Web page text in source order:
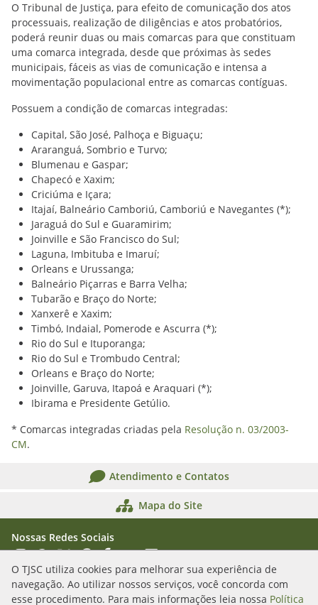
O TJSC utiliza cookies para melhorar sua experiência de
navegação. Ao utilizar nossos serviços, você concorda com
esse procedimento. Para mais informações leia nossa Política
O Tribunal de Justiça, para efeito de comunicação dos atos
processuais, realização de diligências e atos probatórios,
poderá reunir duas ou mais comarcas para que constituam
uma comarca integrada, desde que próximas às sedes
municipais, fáceis as vias de comunicação e intensa a
movimentação populacional entre as comarcas contíguas.
Possuem a condição de comarcas integradas:
Capital, São José, Palhoça e Biguaçu;
Araranguá, Sombrio e Turvo;
Blumenau e Gaspar;
Chapecó e Xaxim;
Criciúma e Içara;
Itajaí, Balneário Camboriú, Camboriú e Navegantes (*);
Jaraguá do Sul e Guaramirim;
Joinville e São Francisco do Sul;
Laguna, Imbituba e Imaruí;
Orleans e Urussanga;
Balneário Piçarras e Barra Velha;
Tubarão e Braço do Norte;
Xanxerê e Xaxim;
Timbó, Indaial, Pomerode e Ascurra (*);
Rio do Sul e Ituporanga;
Rio do Sul e Trombudo Central;
Orleans e Braço do Norte;
Joinville, Garuva, Itapoá e Araquari (*);
Ibirama e Presidente Getúlio.
* Comarcas integradas criadas pela Resolução n. 03/2003-
CM.
Atendimento e Contatos
Mapa do Site
Nossas Redes Sociais
Acessar Instagram
Acessar WhatsApp
Acessar XAcessar Threads
Acessar Facebook
Acessar YouTube
Acessar Flickr
Acessar SoundCloud
Rua Álvaro Millen da Silveira, n. 208